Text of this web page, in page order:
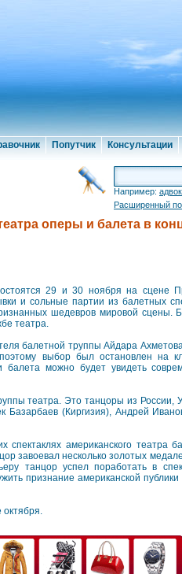
Попутчик Консультации
Например:
Расширенный
оперы и балета в
29 и 30 ноября на сцене
и сольные партии из балетных
шедевров мировой сцены.
театра.
балетной труппы Айдара
выбор был остановлен на
можно будет увидеть
театра. Это танцоры из
(Киргизия), Андрей
американского театра
завоевал несколько золотых
танцор успел поработать в
признание американской
октября.